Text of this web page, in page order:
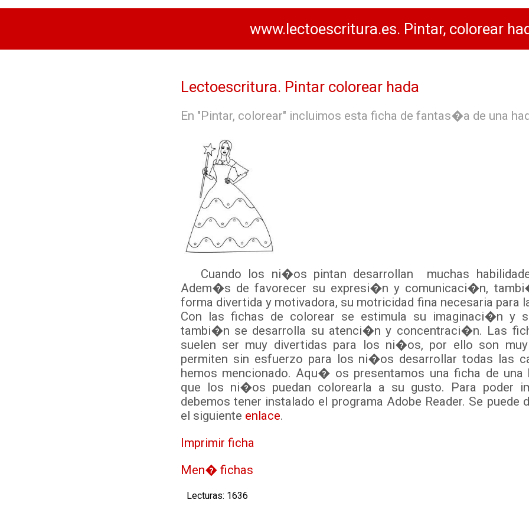
www.lectoescritura.es. Pintar, colorear
Lectoescritura. Pintar colorear hada
En "Pintar, colorear" incluimos esta ficha de fantas�a de una
Cuando los ni�os pintan desarrollan muchas
Adem�s de favorecer su expresi�n y comunicaci�n,
forma divertida y motivadora, su motricidad fina necesaria para
Con las fichas de colorear se estimula su imaginaci�n y
tambi�n se desarrolla su atenci�n y concentraci�n. Las
suelen ser muy divertidas para los ni�os, por ello son
permiten sin esfuerzo para los ni�os desarrollar todas las
hemos mencionado. Aqu� os presentamos una ficha de una
que los ni�os puedan colorearla a su gusto. Para poder
debemos tener instalado el programa Adobe Reader. Se puede
el siguiente enlace.
Imprimir ficha
Men� fichas
Lecturas: 1636